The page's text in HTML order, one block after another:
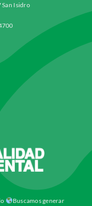
San Isidro
Buscamos generar